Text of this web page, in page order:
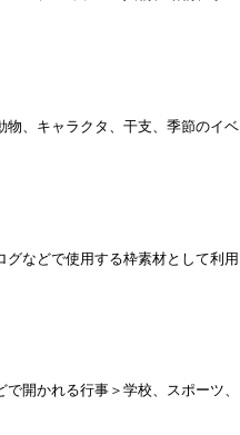
物、キャラクタ、干支、季節のイベ
などで使用する枠素材として利用
開かれる行事＞学校、スポーツ、